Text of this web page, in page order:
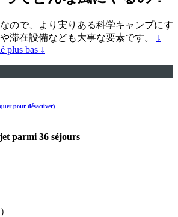
ので、より実りある科学キャンプにす
滞在設備なども大事な要素です。
↓
plus bas ↓
pour désactiver)
parmi 36 séjours